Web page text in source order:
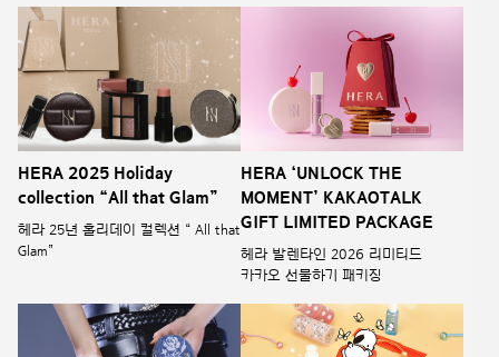
HERA 2025 Holiday
collection “All that Glam”
헤라 25년 홀리데이 컬렉션 “ All that
Glam”
HERA ‘UNLOCK THE
MOMENT’ KAKAOTALK
GIFT LIMITED PACKAGE
헤라 발렌타인 2026 리미티드
카카오 선물하기 패키징